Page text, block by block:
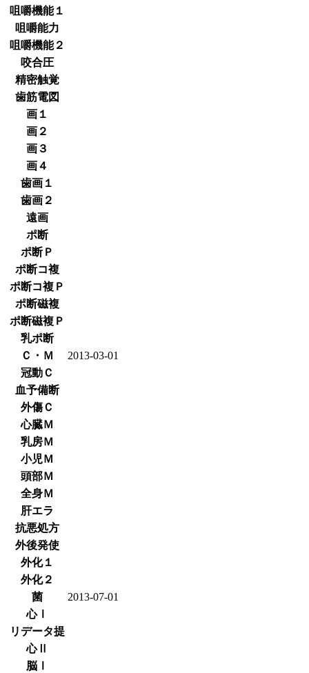
咀嚼機能１
咀嚼能力
咀嚼機能２
咬合圧
精密触覚
歯筋電図
画１
画２
画３
画４
歯画１
歯画２
遠画
ポ断
ポ断Ｐ
ポ断コ複
ポ断コ複Ｐ
ポ断磁複
ポ断磁複Ｐ
乳ポ断
Ｃ・Ｍ
2013-03-01
冠動Ｃ
血予備断
外傷Ｃ
心臓Ｍ
乳房Ｍ
小児Ｍ
頭部Ｍ
全身Ｍ
肝エラ
抗悪処方
外後発使
外化１
外化２
菌
2013-07-01
心Ⅰ
リデータ提
心Ⅱ
脳Ⅰ